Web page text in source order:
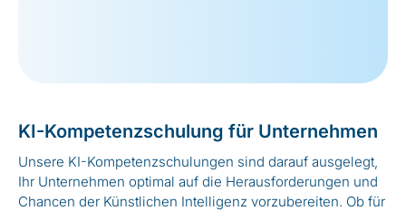
KI-Kompetenzschulung für Unternehmen
Unsere KI-Kompetenzschulungen sind darauf ausgelegt,
Ihr Unternehmen optimal auf die Herausforderungen und
Chancen der Künstlichen Intelligenz vorzubereiten. Ob für